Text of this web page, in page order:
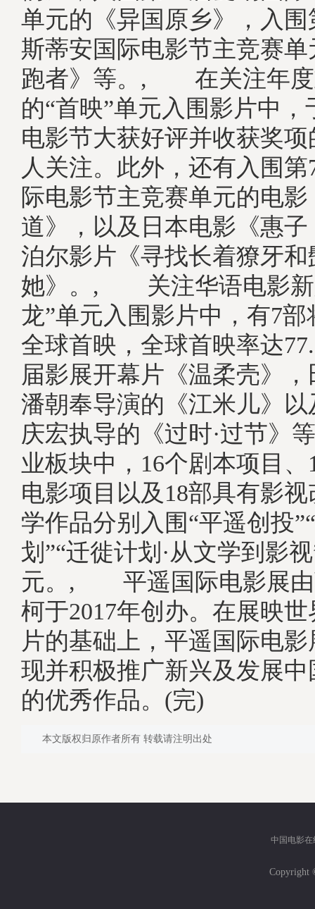
单元的《异国原乡》，入围
斯蒂安国际电影节主竞赛
跑者》等。, 在关注年度
的“首映”单元入围影片中，
电影节大获好评并收获奖
人关注。此外，还有入围
际电影节主竞赛单元的电
道》，以及日本电影《惠
泊尔影片《寻找长着獠牙和
她》。, 关注华语电影新
龙”单元入围影片中，有7
全球首映，全球首映率达
届影展开幕片《温柔壳》
潘朝奉导演的《江米儿》
庆宏执导的《过时·过节
业板块中，16个剧本项目
电影项目以及18部具有影
学作品分别入围“平遥创投
划”“迁徙计划·从文学到影
元。, 平遥国际电影展由
柯于2017年创办。在展映
片的基础上，平遥国际电
现并积极推广新兴及发展
的优秀作品。(完)
本文版权归原作者所有 转载请注明出处
中国电影在
Copyright